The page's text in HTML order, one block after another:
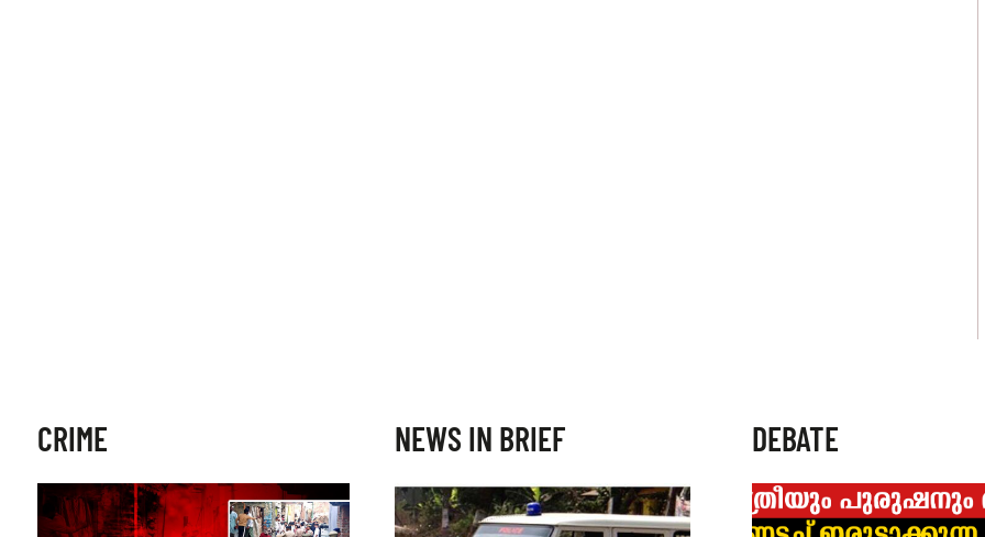
CRIME NEWS IN BRIEF DEBATE